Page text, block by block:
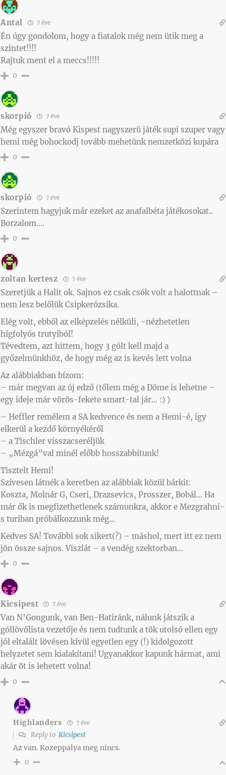
Antal 7 éve
Én úgy gondolom, hogy a fiatalok még nem ütik meg a
szintet!!!!
Rajtuk ment el a meccs!!!!!
0
skorpió 7 éve
Még egyszer bravó Kispest nagyszerü játék supi szuper vagy
hemi még bohockodj tovább mehetünk nemzetközi kupára
0
skorpió 7 éve
Szerintem hagyjuk már ezeket az anafalbéta játékosokat..
Borzalom….
0
zoltan kertesz 7 éve
Szeretjük a Halit ok. Sajnos ez csak csók volt a halottnak –
nem lesz belőlük Csipkerózsika.
Elég volt, ebből az elképzelés nélküli, ~nézhetetlen
hígfolyós trutyiból!
Tévedtem, azt hittem, hogy 3 gólt kell majd a
győzelmünkhöz, de hogy még az is kevés lett volna
Az alábbiakban bízom:
– már megvan az új edző (tőlem még a Döme is lehetne –
egy ideje már vörös-fekete smart-tal jár… :) )
– Heffler remélem a SA kedvence és nem a Hemi-é, így
elkerül a kezdő környékéről
– a Tischler visszacseréljük
– „Mézgá”val minél előbb hosszabbítunk!
Tisztelt Hemi!
Szívesen látnék a keretben az alábbiak közül bárkit:
Koszta, Molnár G, Cseri, Drazsevics, Prosszer, Bobál… Ha
már ők is megfizethetlenek számunkra, akkor e Mezgrahni-
s turiban próbálkozzunk még…
Kedves SA! További sok sikert(?) – máshol, mert itt ez nem
jön össze sajnos. Viszlát – a vendég szektorban…
0
Kicsipest 7 éve
Van N’Gongunk, van Ben-Hatiránk, nálunk játszik a
góllövőlista vezetője és nem tudtunk a tök utolsó ellen egy
jól eltalált lövésen kívül egyetlen egy (!) kidolgozott
helyzetet sem kialakítani! Ugyanakkor kapunk hármat, ami
akár öt is lehetett volna!
0
Highlanders 7 éve
Reply to Kicsipest
Az van. Kozeppalya meg nincs.
0